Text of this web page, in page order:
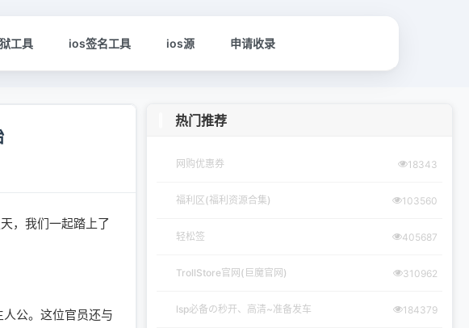
工具 ios签名工具 ios源 申请收录
，我们一起踏上了
公。这位官员还与
热门推荐
网购优惠券 18343
福利区(福利资源合集) 103560
轻松签 405687
TrollStore官网(巨魔官网) 310962
lsp必备の秒开、高清~准备发车 184379